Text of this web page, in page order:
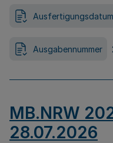
Ausfertigungsdatum
Ausgabennummer
MB.NRW
28.07.2026